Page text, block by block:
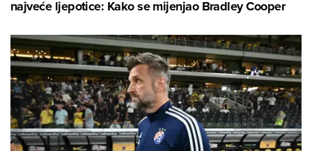
najveće ljepotice: Kako se mijenjao Bradley Cooper